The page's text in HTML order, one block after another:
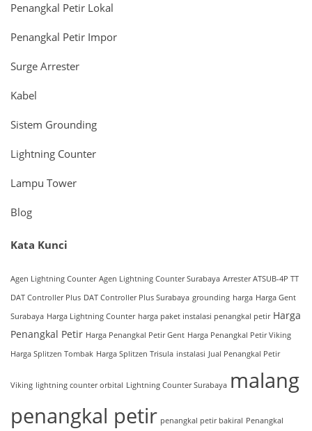
Penangkal Petir Lokal
Penangkal Petir Impor
Surge Arrester
Kabel
Sistem Grounding
Lightning Counter
Lampu Tower
Blog
Kata Kunci
Agen Lightning Counter Agen Lightning Counter Surabaya Arrester ATSUB-4P TT
DAT Controller Plus DAT Controller Plus Surabaya grounding harga Harga Gent
Surabaya Harga Lightning Counter harga paket instalasi penangkal petir Harga
Penangkal Petir Harga Penangkal Petir Gent Harga Penangkal Petir Viking
Harga Splitzen Tombak Harga Splitzen Trisula instalasi Jual Penangkal Petir
Viking lightning counter orbital Lightning Counter Surabaya malang
penangkal petir penangkal petir bakiral Penangkal